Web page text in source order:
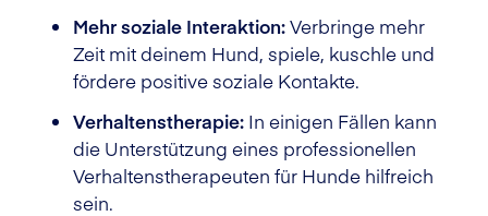
Mehr soziale Interaktion:Verbringe mehr
Zeit mit deinem Hund, spiele, kuschle und
fördere positive soziale Kontakte.
Verhaltenstherapie: In einigen Fällen kann
die Unterstützung eines professionellen
Verhaltenstherapeuten für Hunde hilfreich
sein.